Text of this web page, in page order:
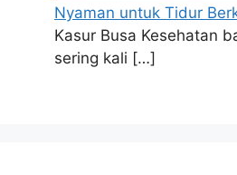
Nyaman untuk Tidur
Kasur Busa Kesehatan
sering kali […]